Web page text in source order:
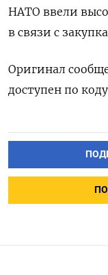
НАТО ввели
в связи с
Оригинал
доступен по